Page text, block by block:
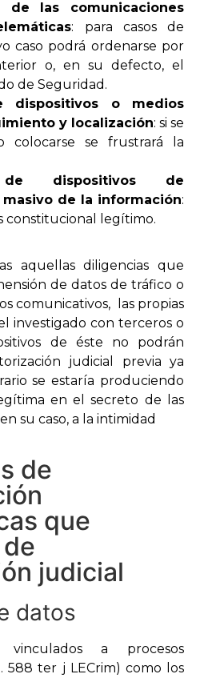
de las comunicaciones
: para casos de
caso podrá ordenarse por
o, en su defecto, el
de Seguridad.
dispositivos o medios
y localización: si se
se frustrará la
de dispositivos de
de la información:
constitucional legítimo.
aquellas diligencias que
de datos de tráfico o
comunicativos, las propias
investigado con terceros o
de éste no podrán
judicial previa ya
se estaría produciendo
en el secreto de las
su caso, a la intimidad
de
que
judicial
datos
vinculados a procesos
588 ter j LECrim) como los